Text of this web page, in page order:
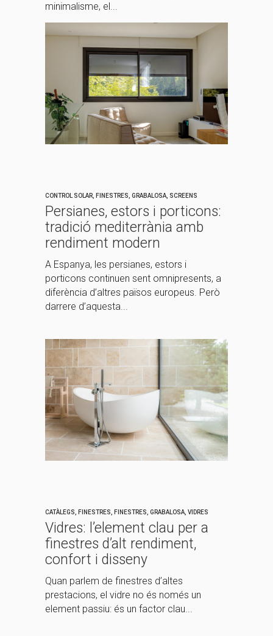
minimalisme, el...
CONTROL SOLAR FINESTRES GRABALOSA SCREENS
Persianes, estors i porticons:
tradició mediterrània amb
rendiment modern
A Espanya, les persianes, estors i
porticons continuen sent omnipresents, a
diferència d’altres països europeus. Però
darrere d’aquesta...
CATÀLEGS FINESTRES FINESTRES GRABALOSA VIDRES
Vidres: l’element clau per a
finestres d’alt rendiment,
confort i disseny
Quan parlem de finestres d’altes
prestacions, el vidre no és només un
element passiu: és un factor clau...